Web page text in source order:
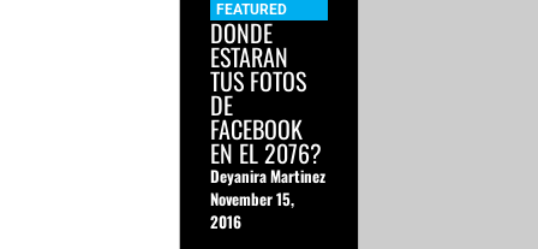
FEATURED
DONDE
ESTARAN
TUS FOTOS
DE
FACEBOOK
EN EL 2076?
Deyanira Martinez
November 15,
2016